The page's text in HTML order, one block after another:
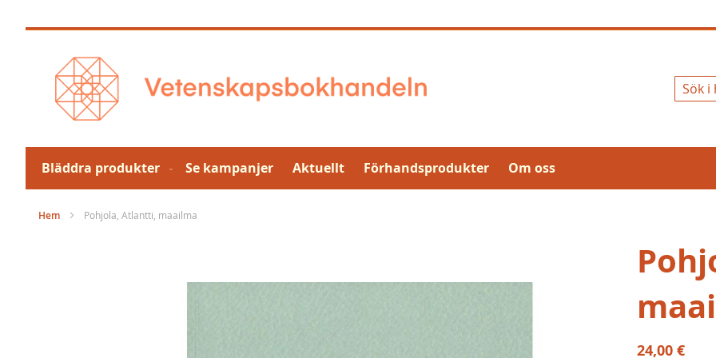
till
Bläddra produkter Se kampanjer Aktuellt Förhandsprodukter Om oss
Hem Pohjola, Atlantti, maailma
24,00 €